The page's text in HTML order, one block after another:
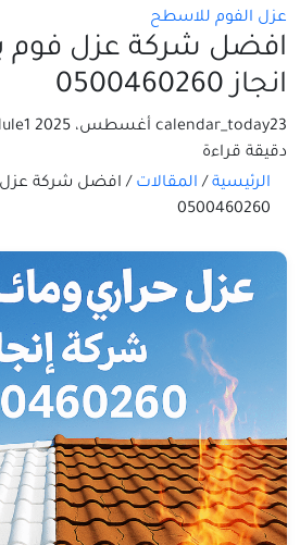
عزل الفوم للاسطح
افضل شركة عزل فوم
انجاز 0500460260
calendar_today23 أغسطس، 2025
1
دقيقة قراءة
الرئيسية / المقالات / افضل شركة عزل
0500460260